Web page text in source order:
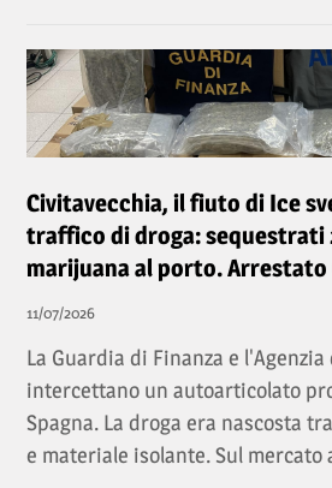
Civitavecchia, il fiuto di Ice
traffico di droga: sequestrati
marijuana al porto.
11/07/2026
La Guardia di Finanza e l'Agenzia
intercettano un autoarticolato
Spagna. La droga era nascosta
e materiale isolante. Sul